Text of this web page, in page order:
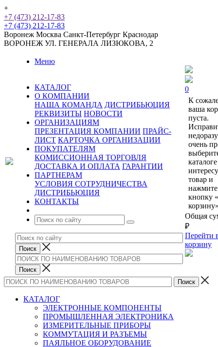
+
+7 (473) 212-17-83
+7 (473) 212-17-83
Воронеж Москва Санкт-Петербург Краснодар
ВОРОНЕЖ УЛ. ГЕНЕРАЛА ЛИЗЮКОВА, 2
Меню
КАТАЛОГ
О КОМПАНИИ
НАША КОМАНДА ДИСТРИБЬЮЦИЯ
РЕКВИЗИТЫ НОВОСТИ
ОРГАНИЗАЦИЯМ
ПРЕЗЕНТАЦИЯ КОМПАНИИ ПРАЙС-
ЛИСТ КАРТОЧКА ОРГАНИЗАЦИИ
ПОКУПАТЕЛЯМ
КОМИССИОННАЯ ТОРГОВЛЯ
ДОСТАВКА И ОПЛАТА ГАРАНТИИ
ПАРТНЕРАМ
УСЛОВИЯ СОТРУДНИЧЕСТВА
ДИСТРИБЬЮЦИЯ
КОНТАКТЫ
0
К
ваша
пуста.
очень
каталоге
товар и
нажмите
кнопку
Общая
₽
Перейти
корзину
КАТАЛОГ
ЭЛЕКТРОННЫЕ КОМПОНЕНТЫ
ПРОМЫШЛЕННАЯ ЭЛЕКТРОНИКА
ИЗМЕРИТЕЛЬНЫЕ ПРИБОРЫ
КОММУТАЦИЯ И РАЗЪЕМЫ
ПАЯЛЬНОЕ ОБОРУДОВАНИЕ